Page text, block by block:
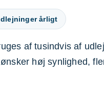
årligt
af tusindvis af
høj synlighed,